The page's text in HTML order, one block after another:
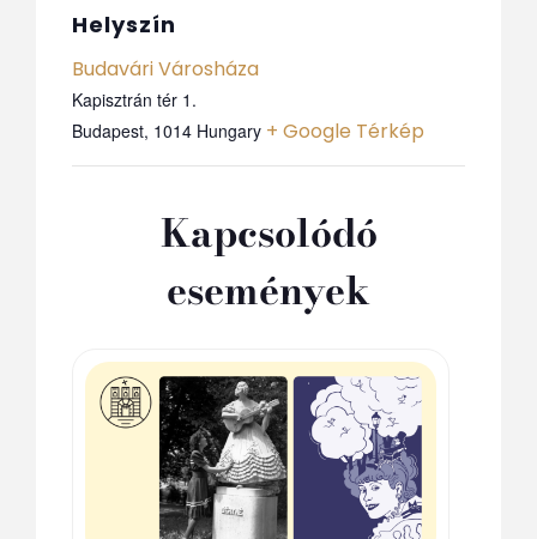
Helyszín
Budavári Városháza
Kapisztrán tér 1.
Budapest, 1014 Hungary + Google Térkép
Kapcsolódó
események